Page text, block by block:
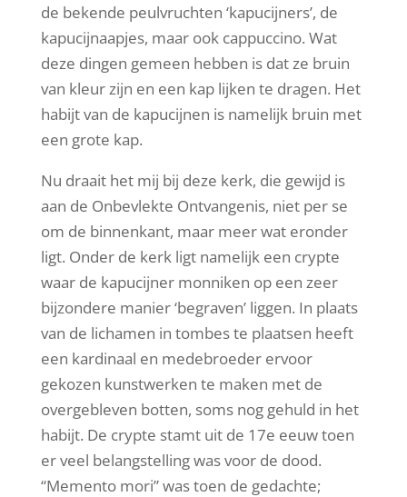
de bekende peulvruchten ‘kapucijners’, de
kapucijnaapjes, maar ook cappuccino. Wat
deze dingen gemeen hebben is dat ze bruin
van kleur zijn en een kap lijken te dragen. Het
habijt van de kapucijnen is namelijk bruin met
een grote kap.
Nu draait het mij bij deze kerk, die gewijd is
aan de Onbevlekte Ontvangenis, niet per se
om de binnenkant, maar meer wat eronder
ligt. Onder de kerk ligt namelijk een crypte
waar de kapucijner monniken op een zeer
bijzondere manier ‘begraven’ liggen. In plaats
van de lichamen in tombes te plaatsen heeft
een kardinaal en medebroeder ervoor
gekozen kunstwerken te maken met de
overgebleven botten, soms nog gehuld in het
habijt. De crypte stamt uit de 17e eeuw toen
er veel belangstelling was voor de dood.
“Memento mori” was toen de gedachte;